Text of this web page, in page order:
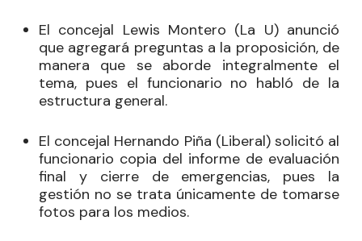
El concejal Lewis Montero (La U) anunció
que agregará preguntas a la proposición, de
manera que se aborde integralmente el
tema, pues el funcionario no habló de la
estructura general.
El concejal Hernando Piña (Liberal) solicitó al
funcionario copia del informe de evaluación
final y cierre de emergencias, pues la
gestión no se trata únicamente de tomarse
fotos para los medios.